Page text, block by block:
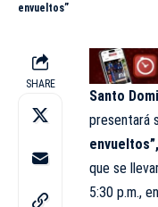
envueltos”
SHARE
Santo
presentará
envueltos”,
que se
5:30 p.m.,